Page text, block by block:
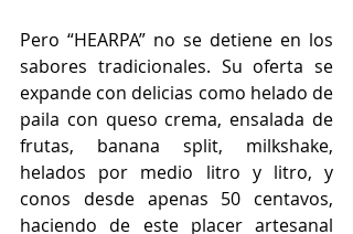
Pero “HEARPA” no se detiene en los
sabores tradicionales. Su oferta se
expande con delicias como helado de
paila con queso crema, ensalada de
frutas, banana split, milkshake,
helados por medio litro y litro, y
conos desde apenas 50 centavos,
haciendo de este placer artesanal